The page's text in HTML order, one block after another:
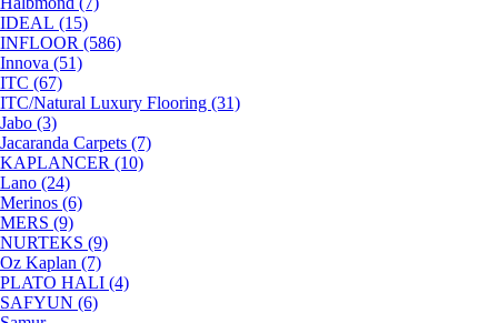
IDEAL (15)
INFLOOR (586)
Innova (51)
ITC (67)
ITC/Natural Luxury Flooring (31)
Jabo (3)
Jacaranda Carpets (7)
KAPLANCER (10)
Lano (24)
Merinos (6)
MERS (9)
NURTEKS (9)
Oz Kaplan (7)
PLATO HALI (4)
SAFYUN (6)